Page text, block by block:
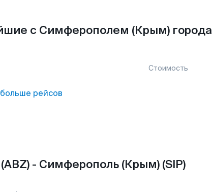
с Симферополем (Крым) города
Стоимость
рейсов
- Симферополь (Крым) (SIP)